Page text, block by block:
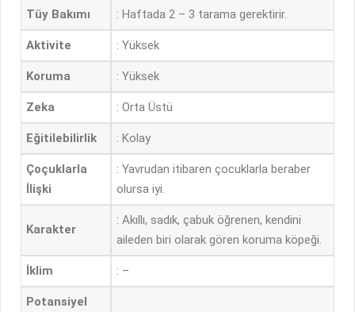
Tüy Bakımı : Haftada 2 – 3 tarama gerektirir.
Aktivite : Yüksek
Koruma : Yüksek
Zeka : Orta Üstü
Eğitilebilirlik : Kolay
Çoçuklarla
İlişki
: Yavrudan itibaren çocuklarla beraber
olursa iyi.
Karakter
: Akıllı, sadık, çabuk öğrenen, kendini
aileden biri olarak gören koruma köpeği.
İklim : –
Potansiyel